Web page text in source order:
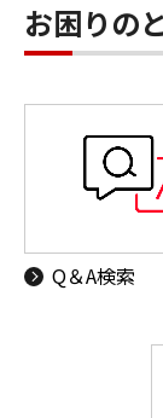
お困りの
Q＆A検索